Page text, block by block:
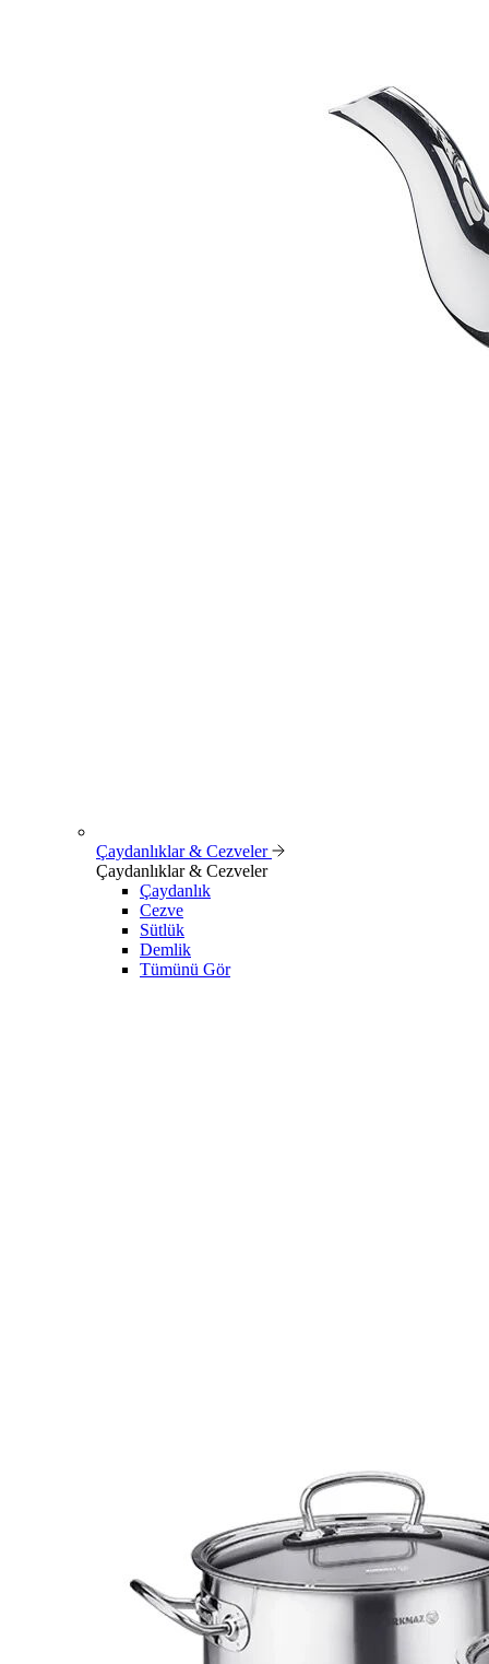
Çaydanlıklar & Cezveler
Çaydanlıklar & Cezveler
Çaydanlık
Cezve
Sütlük
Demlik
Tümünü Gör